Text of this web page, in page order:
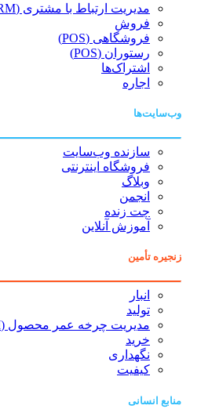
مدیریت ارتباط با مشتری (CRM)
فروش
فروشگاهی (POS)
رستوران (POS)
اشتراک‌ها
اجاره
وب‌سایت‌ها
سازنده وب‌سایت
فروشگاه اینترنتی
وبلاگ
انجمن
چت زنده
آموزش آنلاین
زنجیره تأمین
انبار
تولید
مدیریت چرخه عمر محصول (PLM)
خرید
نگهداری
کیفیت
منابع انسانی